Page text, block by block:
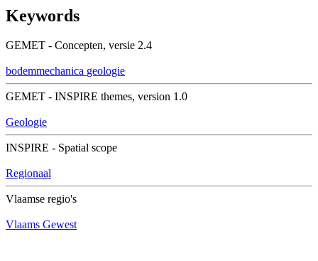
Keywords
GEMET - Concepten, versie 2.4
bodemmechanica geologie
GEMET - INSPIRE themes, version 1.0
Geologie
INSPIRE - Spatial scope
Regionaal
Vlaamse regio's
Vlaams Gewest